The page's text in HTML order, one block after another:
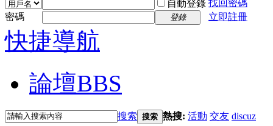
自動登錄 找回密碼
密碼
登錄 立即註冊
快捷導航
論壇BBS
搜索 搜索 熱搜: 活動 交友 discuz